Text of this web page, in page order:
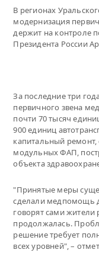
В регионах
модернизация
держит на контроле
Президента России
За последние три
первичного звена
почти 70 тысяч
900 единиц
капитальный
модульных ФАП,
объекта
"Принятые меры
сделали медпомощь
говорят сами
продолжалась.
решение требует
всех уровней", –